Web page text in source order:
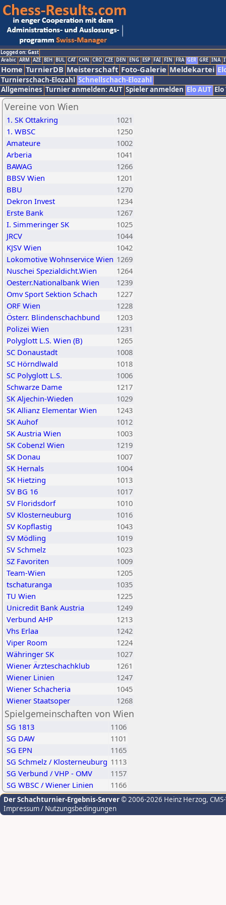
Logged on: Gast
Arabic ARM AZE BIH BUL CAT CHN CRO CZE DEN ENG ESP FAI FIN FRA GER GRE INA
Home TurnierDB Meisterschaft Foto-Galerie Meldekartei
Turnierschach-Elozahl Schnellschach-Elozahl
Allgemeines Turnier anmelden: AUT Spieler anmelden Elo AUT
Vereine von Wien
1. SK Ottakring
1021
1. WBSC
1250
Amateure
1002
Arberia
1041
BAWAG
1266
BBSV Wien
1201
BBU
1270
Dekron Invest
1234
Erste Bank
1267
I. Simmeringer SK
1025
JRCV
1044
KJSV Wien
1042
Lokomotive Wohnservice Wien 1269
Nuschei Spezialdicht.Wien
1264
Oesterr.Nationalbank Wien
1239
Omv Sport Sektion Schach
1227
ORF Wien
1228
Österr. Blindenschachbund
1203
Polizei Wien
1231
Polyglott L.S. Wien (B)
1265
SC Donaustadt
1008
SC Hörndlwald
1018
SC Polyglott L.S.
1006
Schwarze Dame
1217
SK Aljechin-Wieden
1029
SK Allianz Elementar Wien
1243
SK Auhof
1012
SK Austria Wien
1003
SK Cobenzl Wien
1219
SK Donau
1007
SK Hernals
1004
SK Hietzing
1013
SV BG 16
1017
SV Floridsdorf
1010
SV Klosterneuburg
1016
SV Kopflastig
1043
SV Mödling
1019
SV Schmelz
1023
SZ Favoriten
1009
Team-Wien
1205
tschaturanga
1035
TU Wien
1225
Unicredit Bank Austria
1249
Verbund AHP
1213
Vhs Erlaa
1242
Viper Room
1224
Währinger SK
1027
Wiener Ärzteschachklub
1261
Wiener Linien
1247
Wiener Schacheria
1045
Wiener Staatsoper
1268
Spielgemeinschaften von Wien
SG 1813
1106
SG DAW
1101
SG EPN
1165
SG Schmelz / Klosterneuburg 1113
SG Verbund / VHP - OMV
1157
SG WBSC / Wiener Linien
1166
Der Schachturnier-Ergebnis-Server© 2006-2026 Heinz Herzog,
Impressum / Nutzungsbedingungen